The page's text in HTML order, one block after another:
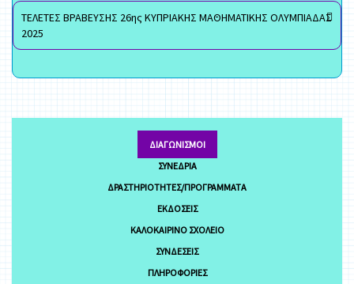
ΤΕΛΕΤΕΣ ΒΡΑΒΕΥΣΗΣ 26ης ΚΥΠΡΙΑΚΗΣ ΜΑΘΗΜΑΤΙΚΗΣ ΟΛΥΜΠΙΑΔΑΣ
2025
ΔΙΑΓΩΝΙΣΜΟΊ
ΣΥΝΈΔΡΙΑ
ΔΡΑΣΤΗΡΙΌΤΗΤΕΣ/ΠΡΟΓΡΆΜΜΑΤΑ
ΕΚΔΌΣΕΙΣ
ΚΑΛΟΚΑΙΡΙΝΌ ΣΧΟΛΕΊΟ
ΣΥΝΔΈΣΕΙΣ
ΠΛΗΡΟΦΟΡΊΕΣ